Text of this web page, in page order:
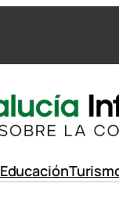
Educación